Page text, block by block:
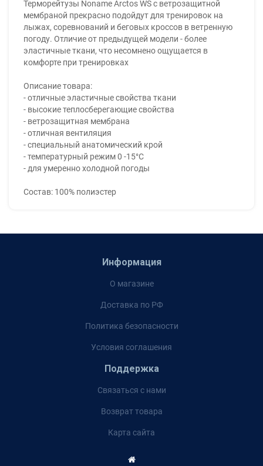
Терморейтузы Noname Arctos WS c ветрозащитной
мембраной прекрасно подойдут для тренировок на
лыжах, соревнований и беговых кроссов в ветренную
погоду. Отличие от предыдущей модели - более
эластичные ткани, что несомнено ощущается в
комфорте при тренировках
Описание товара:
- отличные эластичные свойства ткани
- высокие теплосберегающие свойства
- ветрозащитная мембрана
- отличная вентиляция
- специальный анатомический крой
- температурный режим 0 -15°С
- для умеренно холодной погоды
Состав: 100% полиэстер
Информация
О магазине
Доставка по РФ
Политика безопасности
Условия соглашения
Поддержка
Связаться с нами
Возврат товара
Карта сайта